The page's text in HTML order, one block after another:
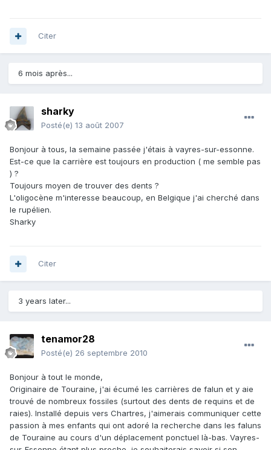
Citer
6 mois après...
sharky
Posté(e) 13 août 2007
Bonjour à tous, la semaine passée j'étais à vayres-sur-essonne.
Est-ce que la carrière est toujours en production ( me semble pas
) ?
Toujours moyen de trouver des dents ?
L'oligocène m'interesse beaucoup, en Belgique j'ai cherché dans
le rupélien.
Sharky
Citer
3 years later...
tenamor28
Posté(e) 26 septembre 2010
Bonjour à tout le monde,
Originaire de Touraine, j'ai écumé les carrières de falun et y aie
trouvé de nombreux fossiles (surtout des dents de requins et de
raies). Installé depuis vers Chartres, j'aimerais communiquer cette
passion à mes enfants qui ont adoré la recherche dans les faluns
de Touraine au cours d'un déplacement ponctuel là-bas. Vayres-